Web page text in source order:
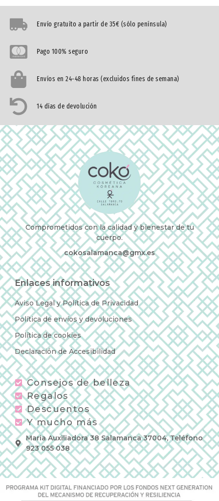
Envío gratuíto a partir de 35€ (sólo península)
Pago 100% seguro
Envíos en 24-48 horas (excluidos fines de semana)
14 días de devolución
Comprometidos con la calidad y bienestar de tu
cuerpo.
cokosalamanca@gmx.es
Enlaces informativos
Aviso Legal y Política de Privacidad
Política de envíos y devoluciones
Política de cookies
Declaración de Accesibilidad
Consejos de belleza
Regalos
Descuentos
Y mucho más
Maria Auxiliadora 38 Salamanca 37004, Teléfono
923 055 038